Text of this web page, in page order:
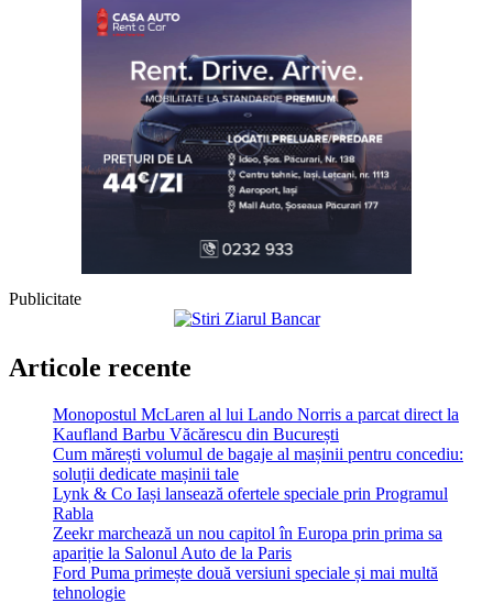
Publicitate
Articole recente
Monopostul McLaren al lui Lando Norris a parcat direct la
Kaufland Barbu Văcărescu din București
Cum mărești volumul de bagaje al mașinii pentru concediu:
soluții dedicate mașinii tale
Lynk & Co Iași lansează ofertele speciale prin Programul
Rabla
Zeekr marchează un nou capitol în Europa prin prima sa
apariție la Salonul Auto de la Paris
Ford Puma primește două versiuni speciale și mai multă
tehnologie